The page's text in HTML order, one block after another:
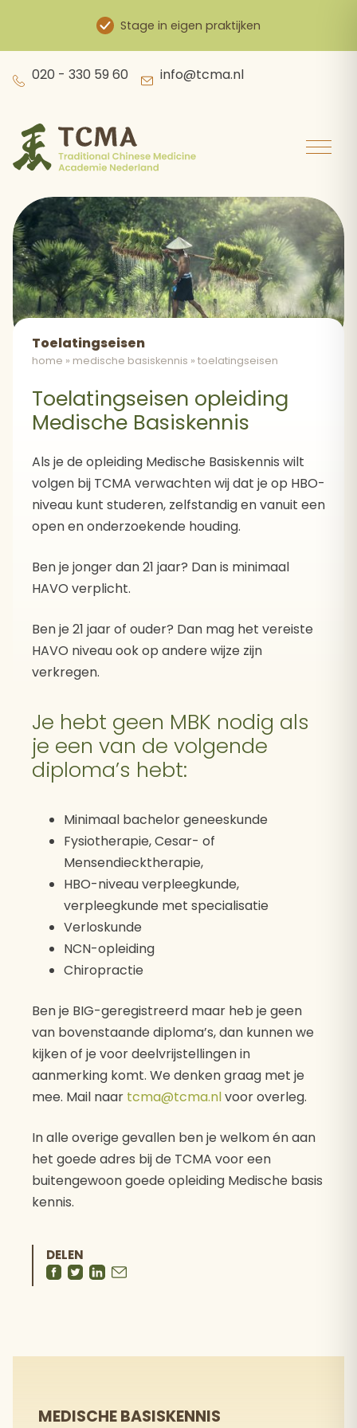
Stage in eigen praktijken
020 - 330 59 60 info@tcma.nl
Toelatingseisen
home » medische basiskennis » toelatingseisen
Toelatingseisen opleiding
Medische Basiskennis
Als je de opleiding Medische Basiskennis wilt
volgen bij TCMA verwachten wij dat je op HBO-
niveau kunt studeren, zelfstandig en vanuit een
open en onderzoekende houding.
Ben je jonger dan 21 jaar? Dan is minimaal
HAVO verplicht.
Ben je 21 jaar of ouder? Dan mag het vereiste
HAVO niveau ook op andere wijze zijn
verkregen.
Je hebt geen MBK nodig als
je een van de volgende
diploma’s hebt:
Minimaal bachelor geneeskunde
Fysiotherapie, Cesar- of
Mensendiecktherapie,
HBO-niveau verpleegkunde,
verpleegkunde met specialisatie
Verloskunde
NCN-opleiding
Chiropractie
Ben je BIG-geregistreerd maar heb je geen
van bovenstaande diploma’s, dan kunnen we
kijken of je voor deelvrijstellingen in
aanmerking komt. We denken graag met je
mee. Mail naar tcma@tcma.nlvoor overleg.
In alle overige gevallen ben je welkom én aan
het goede adres bij de TCMA voor een
buitengewoon goede opleiding Medische basis
kennis.
DELEN
MEDISCHE BASISKENNIS